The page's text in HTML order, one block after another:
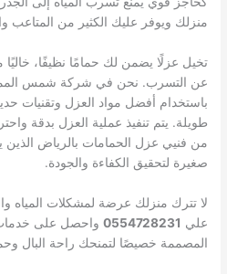
منزلك ويوفر عليك الكثير من المتاعب
تخيل عزلًا يضمن لك حمامًا نظيفًا، خاليًا
عن التسرب. نحن في شركة شمس
باستخدام أفضل مواد العزل وتقنيات
طويلة. يتم تنفيذ عملية العزل بدقة
من فنيي عزل الحمامات بالرياض
صغيرة لتحقيق الكفاءة والجودة.
لا تترك منزلك عرضة لمشكلات المياه
علي 0554728231 واحصل على
المصممة خصيصًا لتمنحك راحة البال